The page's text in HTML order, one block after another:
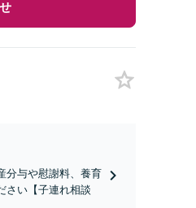
分与や慰謝料、養育
さい【子連れ相談